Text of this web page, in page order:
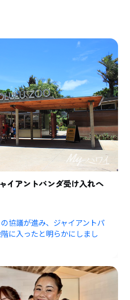
イアントパンダ受け入れへ
協議が進み、ジャイアントパ
に入ったと明らかにしまし